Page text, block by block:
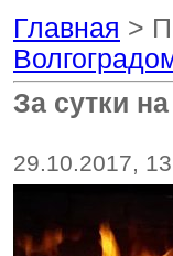
Главная >
За сутки
29.10.2017,